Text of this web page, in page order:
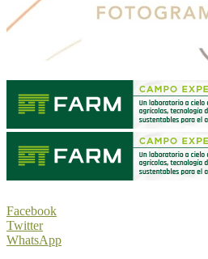
Facebook
Twitter
WhatsApp